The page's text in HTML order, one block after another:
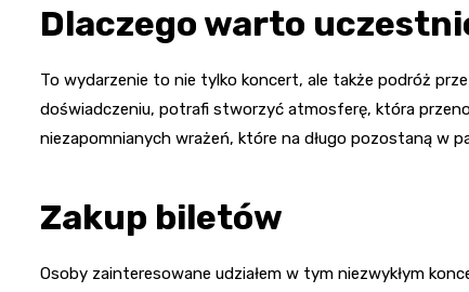
Dlaczego warto
To wydarzenie to nie tylko koncert, ale także podróż
doświadczeniu, potrafi stworzyć atmosferę, która
niezapomnianych wrażeń, które na długo pozostaną w
Zakup biletów
Osoby zainteresowane udziałem w tym niezwykłym